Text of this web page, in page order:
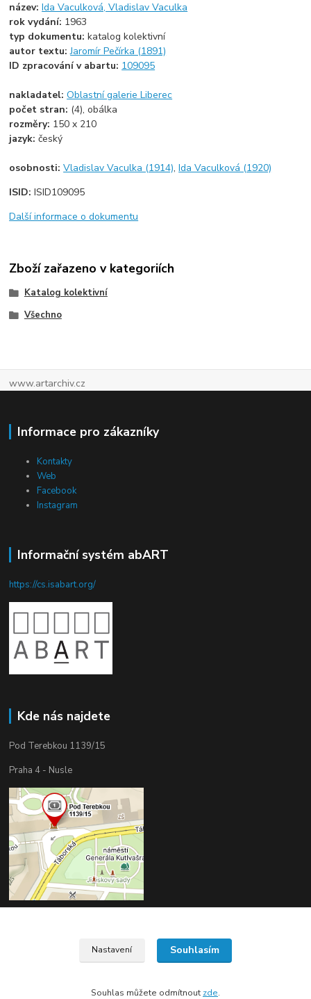
název:Ida Vaculková, Vladislav Vaculka
rok vydání: 1963
typ dokumentu:katalog kolektivní
autor textu:Jaromír Pečírka (1891)
ID zpracování v abartu: 109095
nakladatel:Oblastní galerie Liberec
počet stran: (4), obálka
rozměry: 150 x 210
jazyk:český
osobnosti:Vladislav Vaculka (1914),Ida Vaculková (1920)
ISID:ISID109095
Další informace o dokumentu
Zboží zařazeno v kategoriích
Katalog kolektivní
Všechno
www.artarchiv.cz
Informace pro zákazníky
Kontakty
Web
Facebook
Instagram
Informační systém abART
https://cs.isabart.org/
Kde nás najdete
Pod Terebkou 1139/15
Praha 4 - Nusle
Upravit sběr cookies.
Nastavení Souhlasím
Souhlas můžete odmítnout zde.